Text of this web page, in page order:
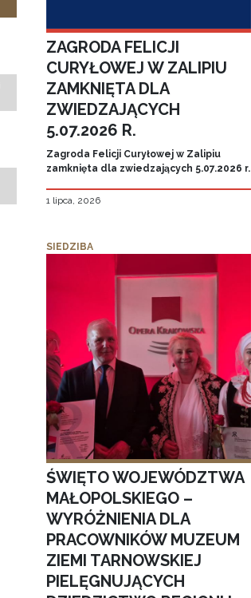
ZAGRODA FELICJI
CURYŁOWEJ W ZALIPIU
ZAMKNIĘTA DLA
ZWIEDZAJĄCYCH
5.07.2026 R.
Zagroda Felicji Curyłowej w Zalipiu
zamknięta dla zwiedzających 5.07.2026 r.
1 lipca, 2026
SIEDZIBA
ŚWIĘTO WOJEWÓDZTWA
MAŁOPOLSKIEGO –
WYRÓŻNIENIA DLA
PRACOWNIKÓW MUZEUM
ZIEMI TARNOWSKIEJ
PIELĘGNUJĄCYCH